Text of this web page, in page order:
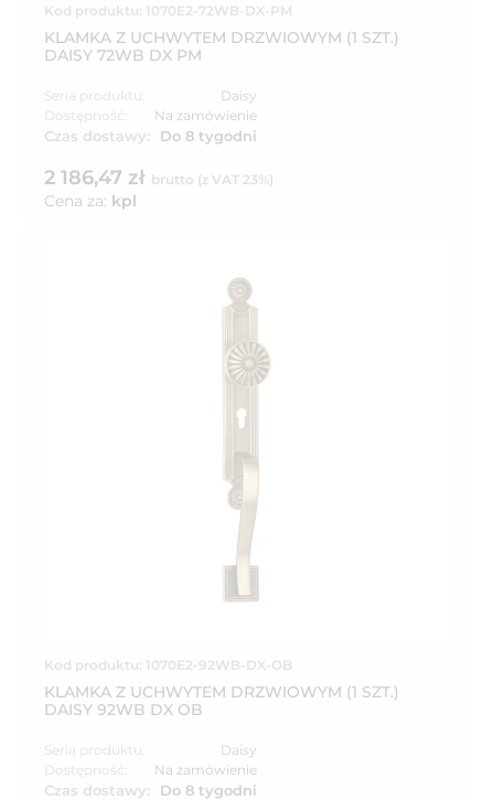
Kod produktu: 1070E2-72WB-DX-PM
KLAMKA Z UCHWYTEM DRZWIOWYM (1 SZT.)
DAISY 72WB DX PM
Seria produktu:
Daisy
Dostępność:
Na zamówienie
Czas dostawy: Do 8 tygodni
2 186,47 zł brutto (z VAT 23%)
Cena za: kpl
Kod produktu: 1070E2-92WB-DX-OB
KLAMKA Z UCHWYTEM DRZWIOWYM (1 SZT.)
DAISY 92WB DX OB
Seria produktu:
Daisy
Dostępność:
Na zamówienie
Czas dostawy: Do 8 tygodni